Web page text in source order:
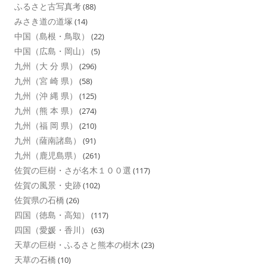
ふるさと古写真考(88)
みさき道の道塚 (14)
中国（島根・鳥取） (22)
中国（広島・岡山） (5)
九州（大 分 県） (296)
九州（宮 崎 県） (58)
九州（沖 縄 県） (125)
九州（熊 本 県） (274)
九州（福 岡 県） (210)
九州（薩南諸島） (91)
九州（鹿児島県） (261)
佐賀の巨樹・さが名木１００選 (117)
佐賀の風景・史跡(102)
佐賀県の石橋 (26)
四国（徳島・高知） (117)
四国（愛媛・香川） (63)
天草の巨樹・ふるさと熊本の樹木 (23)
天草の石橋 (10)